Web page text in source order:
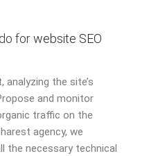
do forwebsite SEO
analyzing the site’s
and monitor
traffic on the
agency, we
the necessary technical